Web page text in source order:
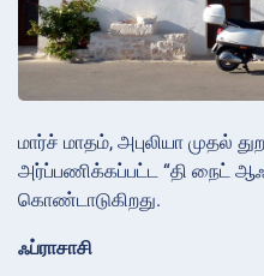
மார்ச் மாதம், அபுலியா முதல்
அர்ப்பணிக்கப்பட்ட “தி நைட்
கொண்டாடுகிறது.
ஃப்ராசாசி